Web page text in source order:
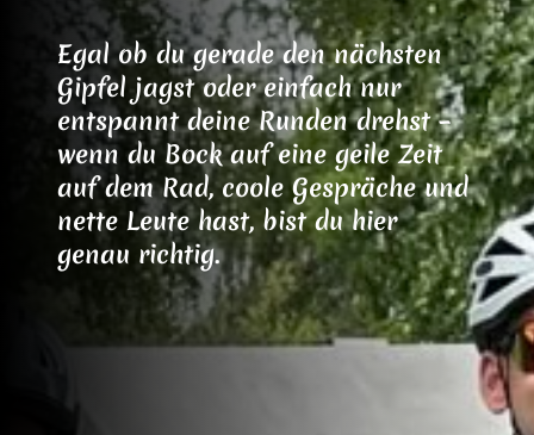
Egal ob du gerade den nächsten
Gipfel jagst oder einfach nur
entspannt deine Runden drehst –
wenn du Bock auf eine geile Zeit
auf dem Rad, coole Gespräche und
nette Leute hast, bist du hier
genau richtig.